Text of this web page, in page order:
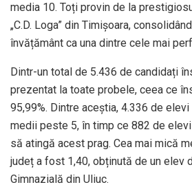
media 10. Toți provin de la
„C.D. Loga” din Timișoara,
învățământ ca una dintre cele mai
Dintr-un total de 5.436 de candidați
prezentat la toate probele, ceea ce
95,99%. Dintre aceștia, 4.336 de
medii peste 5, în timp ce 882 de elevi
să atingă acest prag. Cea mai mică
județ a fost 1,40, obținută de un elev
Gimnazială din Uliuc.